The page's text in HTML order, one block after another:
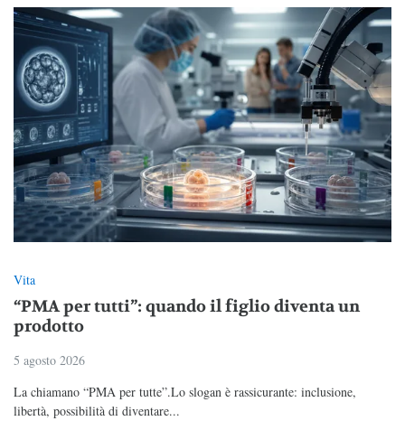
Vita
“PMA per tutti”: quando il figlio diventa un
prodotto
5 agosto 2026
La chiamano “PMA per tutte”.Lo slogan è rassicurante: inclusione,
libertà, possibilità di diventare...